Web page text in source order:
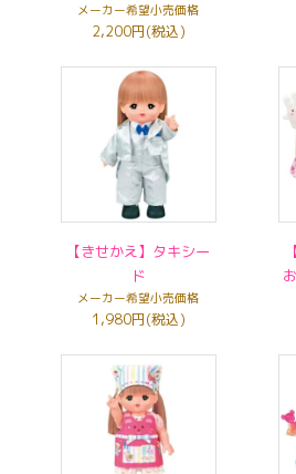
メーカー希望小売価格
2,200円(税込)
【きせかえ】タキシー
ド
メーカー希望小売価格
1,980円(税込)